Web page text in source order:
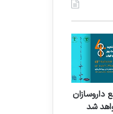
داروسازان
شد